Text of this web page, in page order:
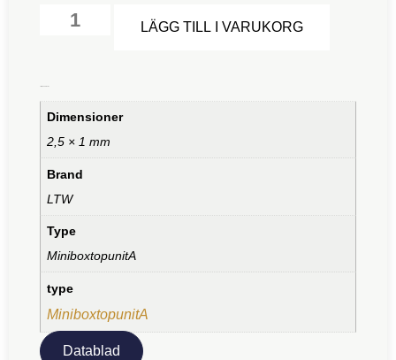
LÄGG TILL I VARUKORG
Dimensioner
2,5 × 1 mm
Brand
LTW
Type
MiniboxtopunitA
type
MiniboxtopunitA
Datablad